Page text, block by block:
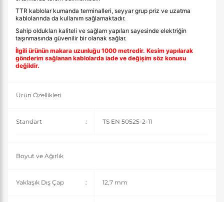
TTR kablolar kumanda terminalleri, seyyar grup priz ve uzatma
kablolarında da kullanım sağlamaktadır.
Sahip oldukları kaliteli ve sağlam yapıları sayesinde elektriğin
taşınmasında güvenilir bir olanak sağlar.
İlgili ürünün makara uzunluğu 1000 metredir. Kesim yapılarak
gönderim sağlanan kablolarda iade ve değişim söz konusu
değildir.
Ürün Özellikleri
Standart : TS EN 50525-2-11
Boyut ve Ağırlık
Yaklaşık Dış Çap : 12,7 mm